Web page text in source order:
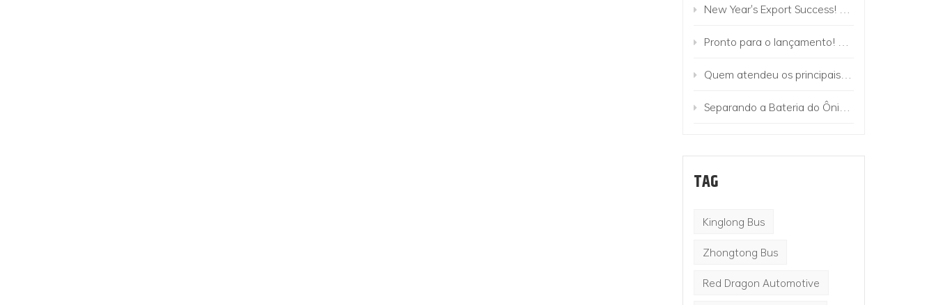
New Year's Export Success! 224 Golden Dragon Buses to Mongolia
Pronto para o lançamento! Golden Dragon Electric Truck Matrix é lançada
Quem atendeu os principais eventos e entrou na marca premium?
Separando a Bateria do Ônibus! O veículo de troca de bateria Golden Dragon está chegando com Mighty
TAG
Kinglong Bus
Zhongtong Bus
Red Dragon Automotive